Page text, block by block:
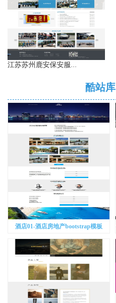
江苏苏州鹿安保安服...
酷站库
酒店01-酒店房地产bootstrap模板